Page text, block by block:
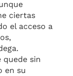
ciertas
el acceso a
quede sin
en su